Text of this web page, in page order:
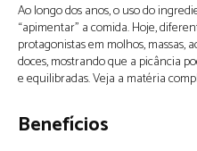
Ao longo dos anos, o uso do
“apimentar” a comida. Hoje,
protagonistas em molhos,
doces, mostrando que a picância
e equilibradas. Veja a matéria
Benefícios